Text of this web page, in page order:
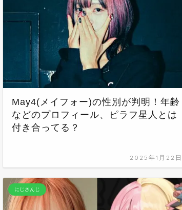
May4(メイフォー)の性別が判明！年齢
などのプロフィール、ピラフ星人とは
付き合ってる？
2025年1月22日
にじさんじ